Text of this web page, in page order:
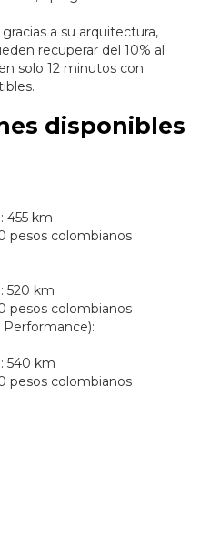
a su arquitectura,
recuperar del 10% al
solo 12 minutos con
disponibles
455 km
pesos colombianos
520 km
pesos colombianos
540 km
pesos colombianos